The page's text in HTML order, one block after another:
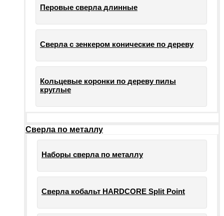
Перовые сверла длинные
Сверла с зенкером конические по дереву
Кольцевые коронки по дереву пилы
круглые
Сверла по металлу
Наборы сверла по металлу
Сверла кобальт HARDCORE Split Point